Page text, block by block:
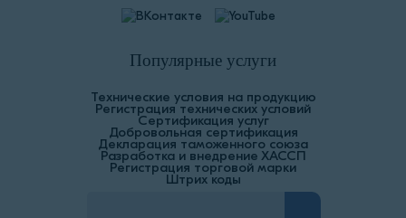
Популярные услуги
Технические условия на продукцию
Регистрация технических условий
Сертификация услуг
Добровольная сертификация
Декларация таможенного союза
Разработка и внедрение ХАССП
Регистрация торговой марки
Штрих коды